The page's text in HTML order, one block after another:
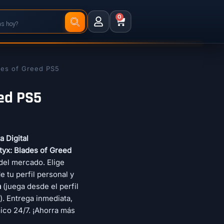
0
of Greed PS5
PS5
Digital
Blades of Greed
mercado. Elige
tu perfil personal y
(juega desde el perfil
Entrega inmediata,
24/7. ¡Ahorra más